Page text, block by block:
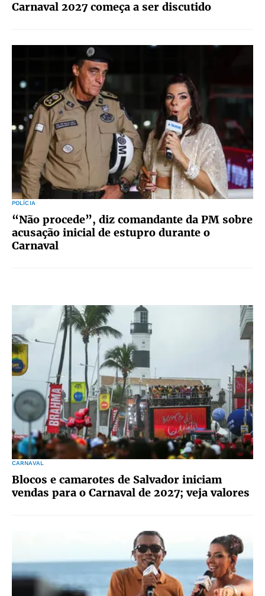
Carnaval 2027 começa a ser discutido
POLÍCIA
“Não procede”, diz comandante da PM sobre
acusação inicial de estupro durante o
Carnaval
CARNAVAL
Blocos e camarotes de Salvador iniciam
vendas para o Carnaval de 2027; veja valores